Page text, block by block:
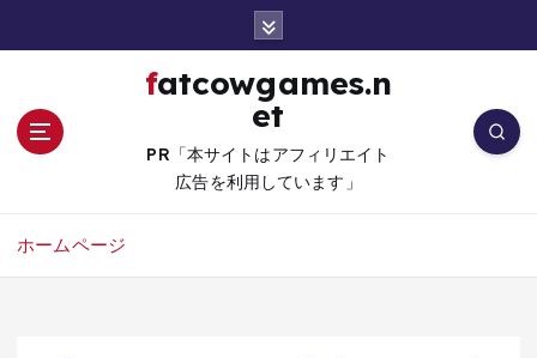
fatcowgames.n
et
PR「本サイトはアフィリエイト
広告を利用しています」
ホームページ